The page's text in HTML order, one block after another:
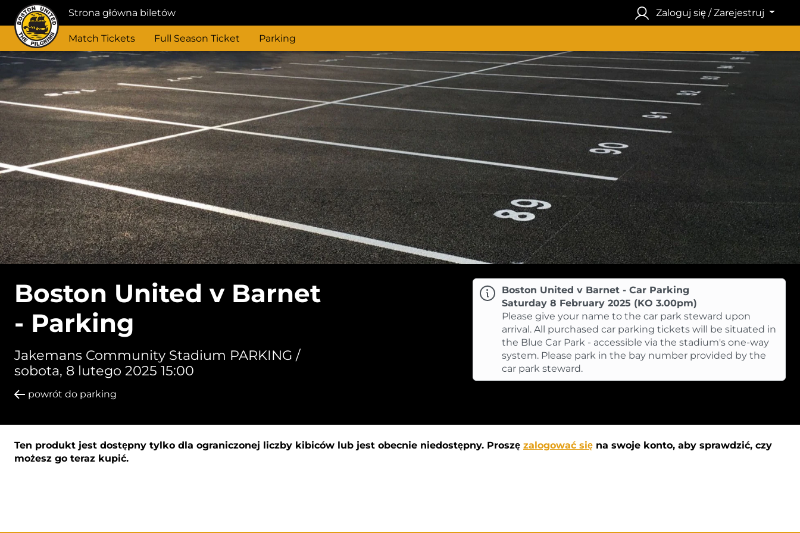
Strona główna biletów Zaloguj się / Zarejestruj
Match Tickets Full Season Ticket Parking
Boston United v Barnet
- Parking
Jakemans Community Stadium PARKING /
sobota, 8 lutego 2025 15:00
powrót do parking
Boston United v Barnet - Car Parking
Saturday 8 February 2025 (KO 3.00pm)
Please give your name to the car park steward upon
arrival. All purchased car parking tickets will be situated in
the Blue Car Park - accessible via the stadium's one-way
system. Please park in the bay number provided by the
car park steward.
Ten produkt jest dostępny tylko dla ograniczonej liczby kibiców lub jest obecnie niedostępny. Proszę zalogować się na swoje konto, aby sprawdzić, czy
możesz go teraz kupić.